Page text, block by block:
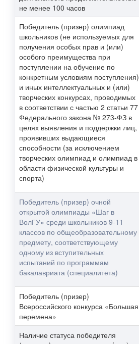
не менее 100 часов
Победитель (призер) олимпиад
школьников (не используемых для
получения особых прав и (или)
особого преимущества при
поступлении на обучение по
конкретным условиям поступления)
и иных интеллектуальных и (или)
творческих конкурсах, проводимых
в соответствии с частью 2 статьи 77
Федерального закона № 273-ФЗ в
целях выявления и поддержки лиц,
проявивших выдающиеся
способности (за исключением
творческих олимпиад и олимпиад в
области физической культуры и
спорта)
Победитель (призер) очной
открытой олимпиады «Шаг в
ВолГУ» среди школьников 9-11
классов по общеобразовательному
предмету, соответствующему
одному из вступительных
испытаний по программам
бакалавриата (специалитета)
Победитель (призер)
Всероссийского конкурса «Большая
перемена»
Наличие статуса победителя